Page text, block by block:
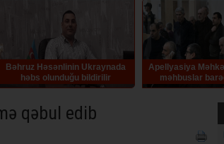
Apellyasiya Məhkəməsi erməni
məhbuslar barədə hökmü
qüvvədə saxlayıb
Rafiq
qəbul edib